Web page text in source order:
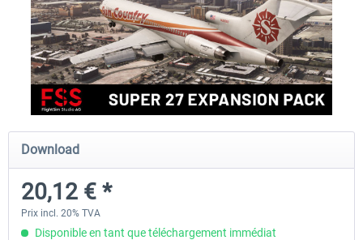
FlightSim Studio - E-Jets 170/175
40,29 € *
Download
20,12 € *
Prix incl. 20% TVA
Disponible en tant que téléchargement immédiat